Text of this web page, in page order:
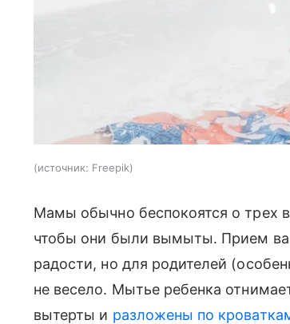
источник: Freepik
Мамы обычно беспокоятся о трех
чтобы они были вымыты. Прием
радости, но для родителей
не весело. Мытье ребенка
вытерты и разложены по